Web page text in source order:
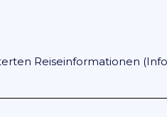
Reiseinformationen